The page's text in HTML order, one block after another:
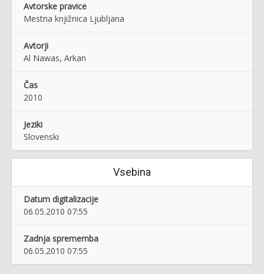
Avtorske pravice
Mestna knjižnica Ljubljana
Avtorji
Al Nawas, Arkan
Čas
2010
Jeziki
Slovenski
Vsebina
Datum digitalizacije
06.05.2010 07:55
Zadnja sprememba
06.05.2010 07:55